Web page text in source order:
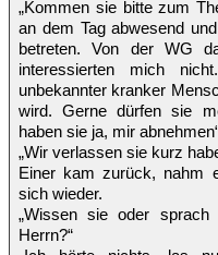
„Kommen sie bitte zum
an dem Tag abwesend
betreten. Von der WG
interessierten mich
unbekannter kranker
wird. Gerne dürfen sie
haben sie ja, mir
„Wir verlassen sie kurz
Einer kam zurück, nahm
sich wieder.
„Wissen sie oder
Herrn?“